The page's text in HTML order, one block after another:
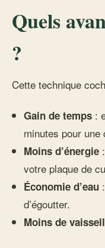
Quels
?
Cette technique
Gain de temps :
minutes pour
Moins d’énergie
votre plaque de
Économie d’eau
d’égoutter.
Moins de